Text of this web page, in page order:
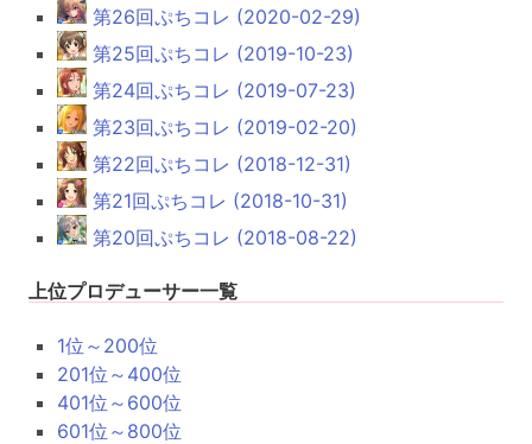
第26回ぷちコレ (2020-02-29)
第25回ぷちコレ (2019-10-23)
第24回ぷちコレ (2019-07-23)
第23回ぷちコレ (2019-02-20)
第22回ぷちコレ (2018-12-31)
第21回ぷちコレ (2018-10-31)
第20回ぷちコレ (2018-08-22)
上位プロデューサー一覧
1位～200位
201位～400位
401位～600位
601位～800位